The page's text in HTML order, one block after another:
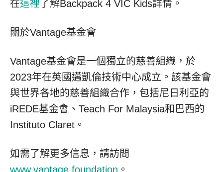
在這裡了解Backpack 4 VIC Kids詳情。
關於Vantage基金會
Vantage基金會是一個獨立的慈善組織，於
2023年在英國邁凱倫技術中心成立。該基金會
與世界各地的慈善組織合作，包括尼日利亞的
iREDE基金會、Teach For Malaysia和巴西的
Instituto Claret。
如需了解更多信息，請訪問
www.vantage.foundation 。